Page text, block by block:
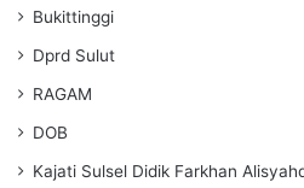
Bukittinggi
Dprd Sulut
RAGAM
DOB
Kajati Sulsel Didik Farkhan